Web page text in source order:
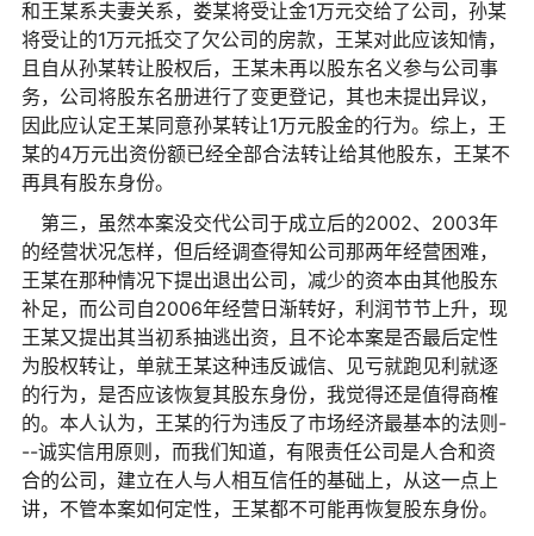
和王某系夫妻关系，娄某将受让金1万元交给了公司，孙某
将受让的1万元抵交了欠公司的房款，王某对此应该知情，
且自从孙某转让股权后，王某未再以股东名义参与公司事
务，公司将股东名册进行了变更登记，其也未提出异议，
因此应认定王某同意孙某转让1万元股金的行为。综上，王
某的4万元出资份额已经全部合法转让给其他股东，王某不
再具有股东身份。
第三，虽然本案没交代公司于成立后的2002、2003年
的经营状况怎样，但后经调查得知公司那两年经营困难，
王某在那种情况下提出退出公司，减少的资本由其他股东
补足，而公司自2006年经营日渐转好，利润节节上升，现
王某又提出其当初系抽逃出资，且不论本案是否最后定性
为股权转让，单就王某这种违反诚信、见亏就跑见利就逐
的行为，是否应该恢复其股东身份，我觉得还是值得商榷
的。本人认为，王某的行为违反了市场经济最基本的法则-
--诚实信用原则，而我们知道，有限责任公司是人合和资
合的公司，建立在人与人相互信任的基础上，从这一点上
讲，不管本案如何定性，王某都不可能再恢复股东身份。